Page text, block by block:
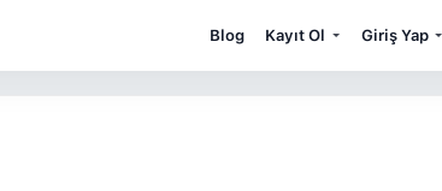
Blog Kayıt Ol Giriş Yap